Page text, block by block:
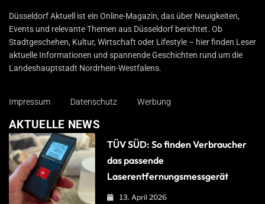
Düsseldorf Aktuell
Düsseldorf Aktuell ist ein Online-Magazin, das über Neuigkeiten,
Events und relevante Themen aus Düsseldorf berichtet. Ob
Stadtgeschehen, Kultur, Wirtschaft oder Lifestyle – hier finden Leser
aktuelle Informationen und spannende Geschichten rund um die
Landeshauptstadt Nordrhein-Westfalens.
Impressum Datenschutz Werbung
AKTUELLE NEWS
TÜV SÜD: So finden Verbraucher
das passende
Laserentfernungsmessgerät
13. April 2026